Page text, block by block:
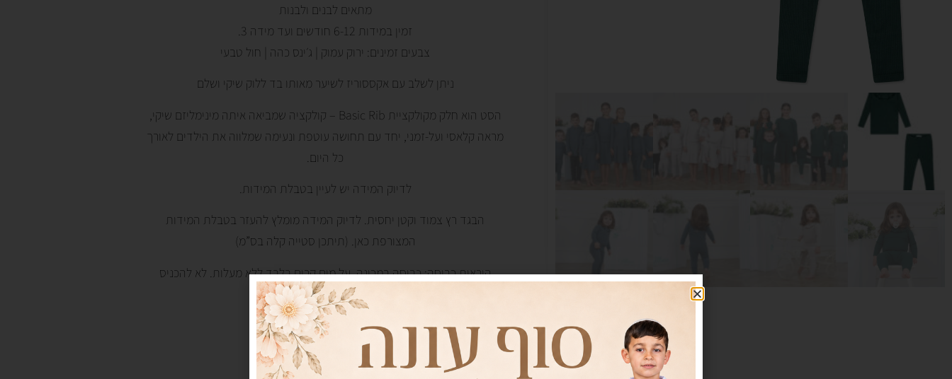
מתאים לבנים ולבנות
זמין במידות 6-12 חודשים ועד מידה 3.
צבעים זמינים: ירוק עמוק | ג׳ינס כהה | חול טבעי
ניתן לשלב עם אקססוריז לשיער מאותו בד ללוק שיקי ושלם
הסט הוא חלק מקולקציית Basic Rib – קולקציה שמביאה איתה מינימליזם שיקי,
מראה קלאסי ועל-זמני, יחד עם תחושה עוטפת ונעימה שמלווה את הילדים לאורך
כל היום.
לדיוק המידה יש לעיין בטבלת המידות.
הבגד רץ צמוד וקטן יחסית. לדיוק המידה מומלץ להעזר בטבלת המידות
המצורפת כאן. (תיתכן סטייה קלה בס”מ)
הוראות כביסה: כביסה במכונה, על מים קרים בלבד ללא מעלות. לא להכניס
למייבש כביסה.
פריט זה שייך לקטגורית עודפים
לא ניתן להחזיר